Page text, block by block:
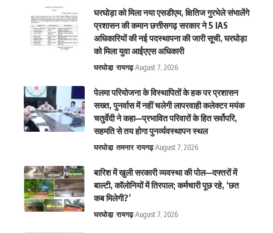
घरघोड़ा को मिला नया एसडीएम, क्षितिज गुरभेले संभालेंगे
प्रशासन की कमान छत्तीसगढ़ सरकार ने 5 IAS
अधिकारियों की नई पदस्थापना की जारी सूची, घरघोड़ा
को मिला युवा आईएएस अधिकारी
घरघोडा़ रायगढ़ August 7, 2026
पेलमा परियोजना के विस्थापितों के हक पर प्रशासन
सख्त, पुनर्वास में नहीं चलेगी लापरवाही कलेक्टर मयंक
चतुर्वेदी ने कहा—प्रभावित परिवारों के हित सर्वोपरि,
सहमति से तय होगा पुनर्व्यवस्थापन स्थल
घरघोडा़ तमनार रायगढ़ August 7, 2026
बारिश में खुली सरकारी व्यवस्था की पोल—दफ्तरों में
बाल्टी, कॉलोनियों में तिरपाल; कर्मचारी पूछ रहे, ‘छत
कब मिलेगी?’
घरघोडा़ रायगढ़ August 7, 2026